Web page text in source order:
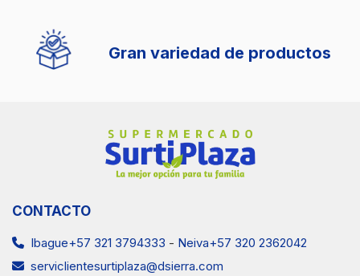
Gran variedad de productos
CONTACTO
Ibague+57 321 3794333 - Neiva+57 320 2362042
serviclientesurtiplaza@dsierra.com